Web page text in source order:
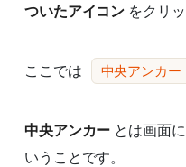
ついたアイコン をクリ
ここでは 中央アンカー
中央アンカー とは画面
いうことです。